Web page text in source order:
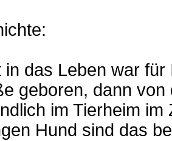
in das Leben war
geboren, dann
im Tierheim im
Hund sind das